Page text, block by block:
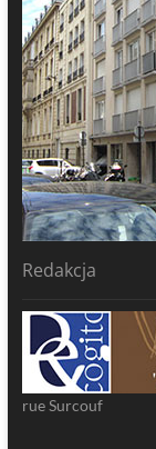
Redakcja
rue Surcouf